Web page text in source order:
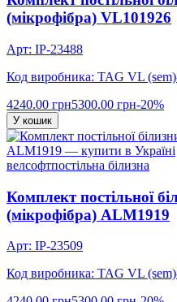
(мікрофібра) VL101926
Арт: IP-23488
Код виробника: TAG VL
4240.00 грн5300.00 грн-20%
У кошик
велсофтпостільна білизна
Комплект постільної
(мікрофібра) ALM1919
Арт: IP-23509
Код виробника: TAG VL